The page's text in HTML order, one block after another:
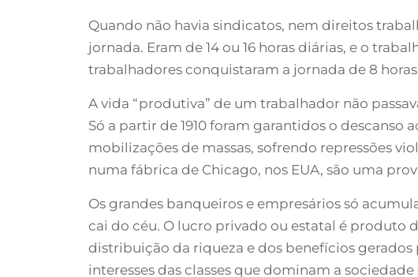
Quando não havia sindicatos, nem direitos
jornada. Eram de 14 ou 16 horas diárias, e o
trabalhadores conquistaram a jornada de 8
A vida “produtiva” de um trabalhador não
Só a partir de 1910 foram garantidos o descanso
mobilizações de massas, sofrendo repressões
numa fábrica de Chicago, nos EUA, são uma
Os grandes banqueiros e empresários só
cai do céu. O lucro privado ou estatal é produto
distribuição da riqueza e dos benefícios
interesses das classes que dominam a